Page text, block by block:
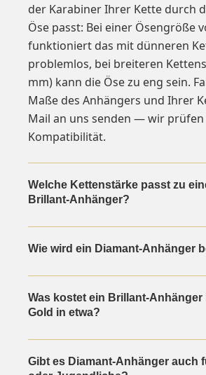
der Karabiner Ihrer Kette durch
Öse passt: Bei einer Ösengröße
funktioniert das mit dünneren
problemlos, bei breiteren
mm) kann die Öse zu eng sein.
Maße des Anhängers und Ihrer
Mail an uns senden — wir prüfen
Kompatibilität.
Welche Kettenstärke passt zu
Brillant-Anhänger?
Anhänger gewählt werden. Für
Anhänger unter 1 g Gewicht
Venezianer- oder Ankerkette von
Schwerere Anhänger ab 1,5 g
Ketten brechen langfristig am
Kettenlänge: 42 bis 45 cm
Wie wird ein Diamant-Anhänger
geführt. Die Öse ist ein kleiner
Ende des Anhängers. Die Kette
Öse gefädelt — dazu müssen Sie
der Kette öffnen, die Kette durch
Was kostet ein Brillant-Anhänger
Gold in etwa?
Goldmenge ab. Einfache Solitär-
Gibt es Diamant-Anhänger auch